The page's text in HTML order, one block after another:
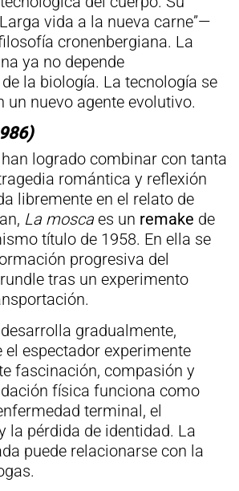
vida a la nueva carne”—
cronenbergiana. La
ya no depende
la biología. La tecnología se
un nuevo agente evolutivo.
logrado combinar con tanta
romántica y reflexión
libremente en el relato de
La moscaes un remake de
título de 1958. En ella se
progresiva del
tras un experimento
gradualmente,
espectador experimente
fascinación, compasión y
física funciona como
terminal, el
la pérdida de identidad. La
puede relacionarse con la